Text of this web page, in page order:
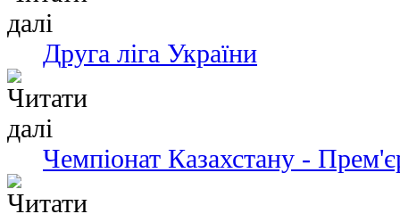
Друга ліга України
Чемпіонат Казахстану -